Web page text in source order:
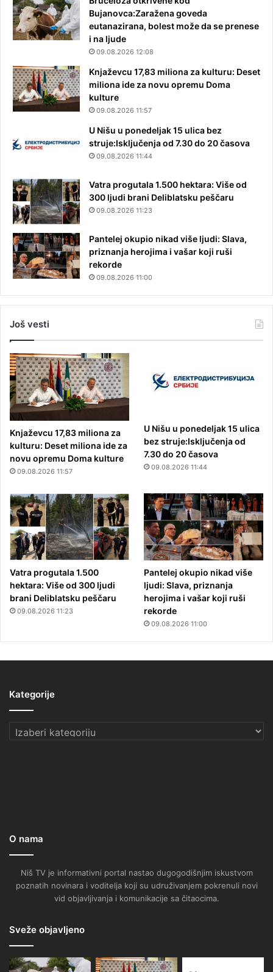
Bujanovca:Zaražena goveda
eutanazirana, bolest može da se prenese
i na ljude
09.08.2026 12:08
Knjaževcu 17,83 miliona za kulturu: Deset
miliona ide za novu opremu Doma
kulture
09.08.2026 11:57
U Nišu u ponedeljak 15 ulica bez
struje:Isključenja od 7.30 do 20 časova
09.08.2026 11:44
Vatra progutala 1.500 hektara: Više od
300 ljudi brani Deliblatsku peščaru
09.08.2026 11:23
Pantelej okupio nikad više ljudi: Slava,
priznanja herojima i vašar koji ruši
rekorde
09.08.2026 11:00
Još vesti
Knjaževcu 17,83 miliona za
kulturu: Deset miliona ide za
novu opremu Doma kulture
09.08.2026 11:57
U Nišu u ponedeljak 15 ulica
bez struje:Isključenja od
7.30 do 20 časova
09.08.2026 11:44
Vatra progutala 1.500
hektara: Više od 300 ljudi
brani Deliblatsku peščaru
09.08.2026 11:23
Pantelej okupio nikad više
ljudi: Slava, priznanja
herojima i vašar koji ruši
rekorde
09.08.2026 11:00
Kategorije
Kategorije
O nama
Niš TV je informativni portal nastao dugogodišnjim iskustvom
poznatih novinara i voditelja koji su udruživanjem pokrenuli novi
vid objavljivanja i komunikacije sa čitaocima.
Sveže objavljeno